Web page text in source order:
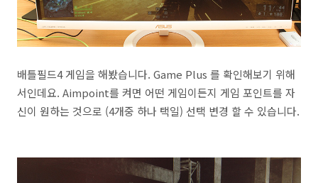
배틀필드4 게임을 해봤습니다. Game Plus 를 확인해보기 위해
서인데요. Aimpoint를 켜면 어떤 게임이든지 게임 포인트를 자
신이 원하는 것으로 (4개중 하나 택일) 선택 변경 할 수 있습니다.